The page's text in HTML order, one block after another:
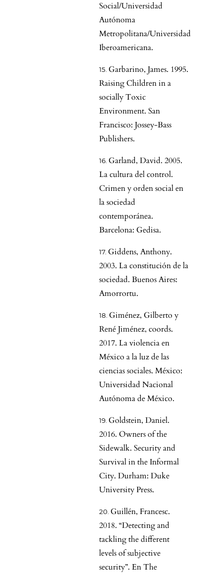
Social/Universidad
Autónoma
Metropolitana/Universidad
Iberoamericana.
Garbarino, James. 1995.
Raising Children in a
socially Toxic
Environment. San
Francisco: Jossey-Bass
Publishers.
Garland, David. 2005.
La cultura del control.
Crimen y orden social en
la sociedad
contemporánea.
Barcelona: Gedisa.
Giddens, Anthony.
2003. La constitución de la
sociedad. Buenos Aires:
Amorrortu.
Giménez, Gilberto y
René Jiménez, coords.
2017. La violencia en
México a la luz de las
ciencias sociales. México:
Universidad Nacional
Autónoma de México.
Goldstein, Daniel.
2016. Owners of the
Sidewalk. Security and
Survival in the Informal
City. Durham: Duke
University Press.
Guillén, Francesc.
2018. “Detecting and
tackling the different
levels of subjective
security”. En The